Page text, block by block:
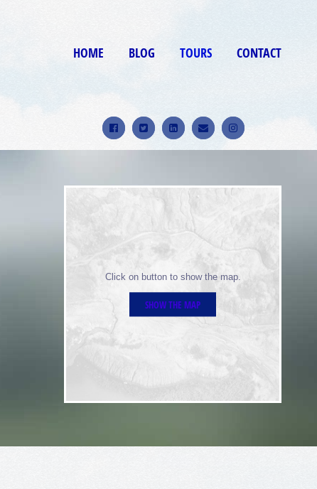
HOME BLOG TOURS CONTACT
Click on button to show the map.
SHOW THE MAP